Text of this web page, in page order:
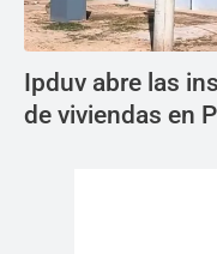
Ipduv abre las
de viviendas en